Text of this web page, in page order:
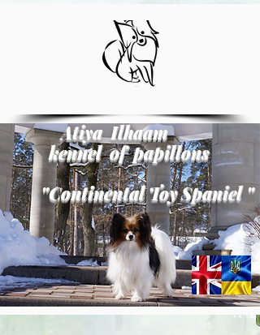
Atiya Ilhaam
kennel of papillons
"Continental Toy Spaniel "